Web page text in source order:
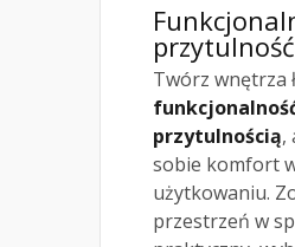
Twórz wnętrza
przytulnością,
sobie komfort
użytkowaniu.
przestrzeń w